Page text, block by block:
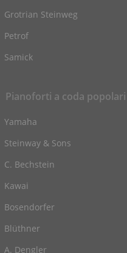
Grotrian Steinweg
Petrof
Samick
Pianoforti a coda popolari
Yamaha
Steinway & Sons
C. Bechstein
Kawai
Bosendorfer
Blüthner
A. Dengler